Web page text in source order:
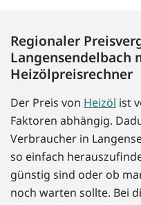
Regionaler
Langensendelbach
Heizölpreisrechner
Der Preis von Heizöl ist
Faktoren abhängig.
Verbraucher in
so einfach
günstig sind oder ob
noch warten sollte. Bei